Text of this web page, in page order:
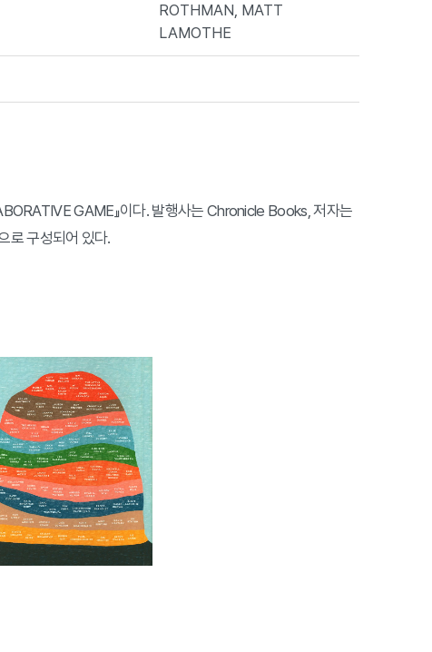
ROTHMAN, MATT
LAMOTHE
GAME』이다. 발행사는 Chronicle Books, 저자는
로 구성되어 있다.